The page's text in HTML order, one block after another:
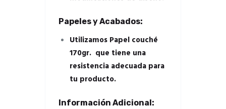
Papeles y Acabados:
Utilizamos Papel couché
170gr. que tiene una
resistencia adecuada para
tu producto.
Información Adicional: